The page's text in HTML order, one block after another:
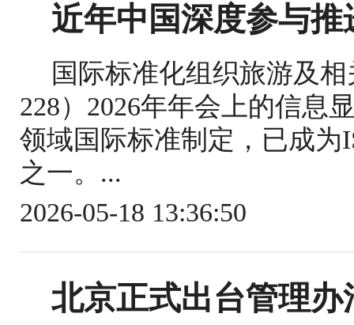
近年中国深度参与
国际标准化组织旅游及
228）2026年年会上的信息
领域国际标准制定，已成为
之一。...
2026-05-18 13:36:50
北京正式出台管理